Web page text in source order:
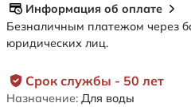
Срок службы - 50 лет
Назначение: Для воды
Информация об оплате
Безналичным платежом через
юридических лиц.